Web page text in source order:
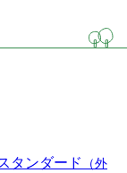
タンダード
（外